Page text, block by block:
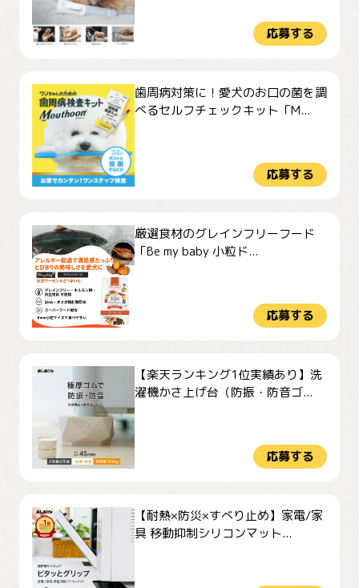
応募する
歯周病対策に！愛犬のお口の菌を調
べるセルフチェックキット「M...
応募する
厳選食材のグレインフリーフード
「Be my baby 小粒ド...
応募する
【楽天ランキング1位実績あり】洗
濯機かさ上げ台（防振・防音ゴ...
応募する
【耐熱×防災×すべり止め】家電/家
具 移動抑制シリコンマット...